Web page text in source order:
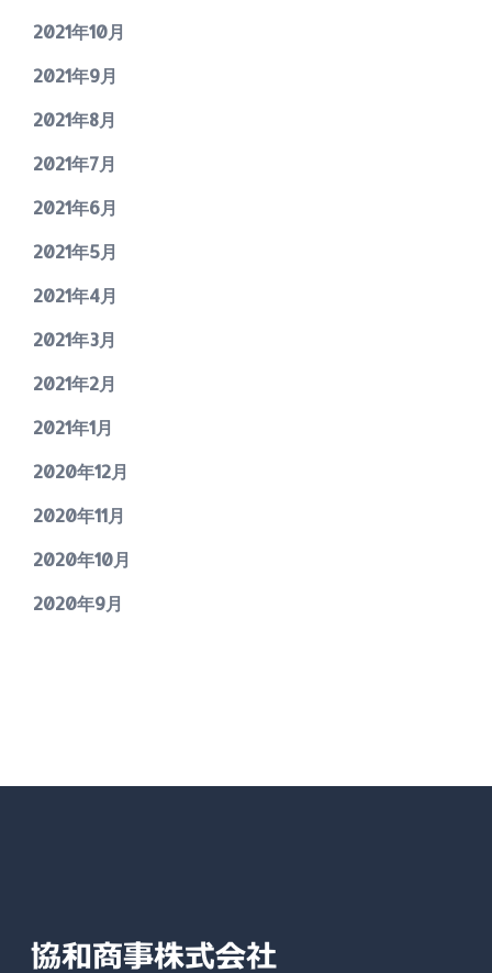
2021年10月
2021年9月
2021年8月
2021年7月
2021年6月
2021年5月
2021年4月
2021年3月
2021年2月
2021年1月
2020年12月
2020年11月
2020年10月
2020年9月